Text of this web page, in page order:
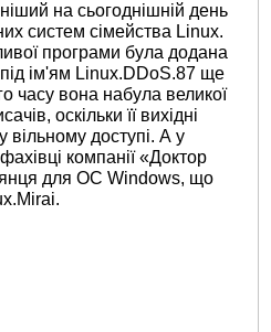
на сьогоднішній день
систем сімейства Linux.
​​програми була додана
ім'ям Linux.DDoS.87 ще
часу вона набула великої
оскільки її вихідні
вільному доступі. А у
компанії «Доктор
для OC Windows, що